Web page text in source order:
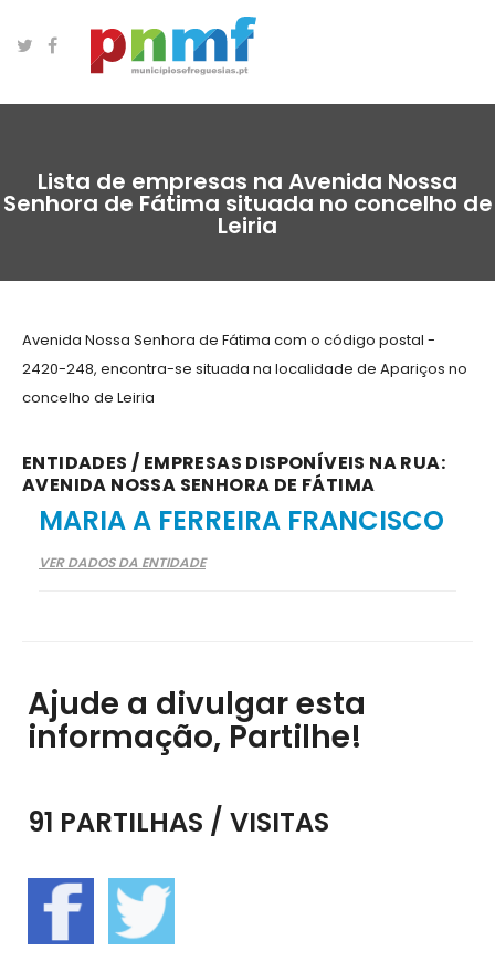
Lista de empresas na Avenida Nossa
Senhora de Fátima situada no concelho de
Leiria
Avenida Nossa Senhora de Fátima com o código postal -
2420-248, encontra-se situada na localidade de Apariços no
concelho de Leiria
ENTIDADES / EMPRESAS DISPONÍVEIS NA RUA:
AVENIDA NOSSA SENHORA DE FÁTIMA
MARIA A FERREIRA FRANCISCO
VER DADOS DA ENTIDADE
Ajude a divulgar esta
informação, Partilhe!
91 PARTILHAS / VISITAS